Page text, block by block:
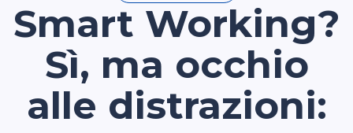
Smart Working?
Sì, ma occhio
alle distrazioni: